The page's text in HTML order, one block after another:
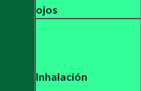
ojos
Inhalación